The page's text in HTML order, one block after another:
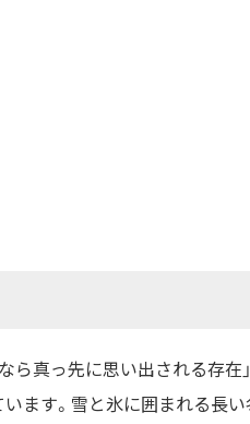
真っ先に思い出される存在
ます。雪と氷に囲まれる長